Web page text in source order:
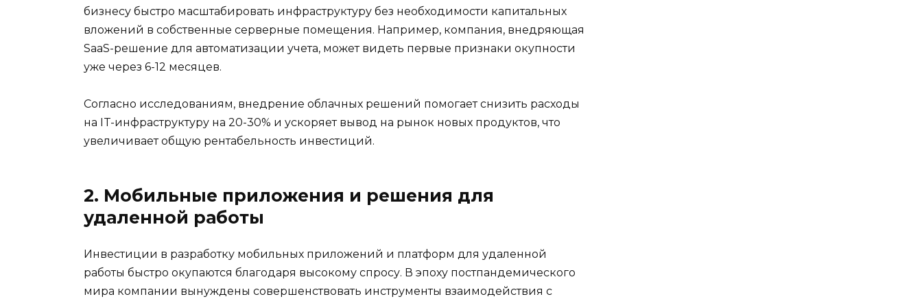
бизнесу быстро масштабировать инфраструктуру без необходимости капитальных
вложений в собственные серверные помещения. Например, компания, внедряющая
SaaS-решение для автоматизации учета, может видеть первые признаки окупности
уже через 6-12 месяцев.
Согласно исследованиям, внедрение облачных решений помогает снизить расходы
на IT-инфраструктуру на 20-30% и ускоряет вывод на рынок новых продуктов, что
увеличивает общую рентабельность инвестиций.
2. Мобильные приложения и решения для
удаленной работы
Инвестиции в разработку мобильных приложений и платформ для удаленной
работы быстро окупаются благодаря высокому спросу. В эпоху постпандемического
мира компании вынуждены совершенствовать инструменты взаимодействия с